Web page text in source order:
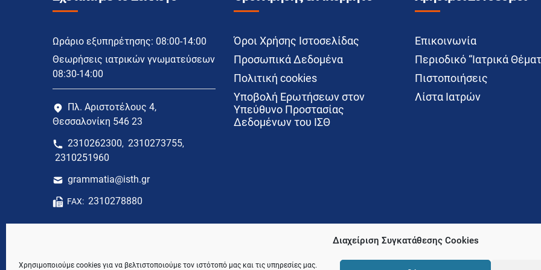
Διαχείριση Συγκατάθεσης Cookies
Χρησιμοποιούμε cookies για να βελτιστοποιούμε τον ιστότοπό μας και τις υπηρεσίες μας.
Ωράριο εξυπηρέτησης: 08:00-14:00
Θεωρήσεις ιατρικών γνωματεύσεων
08:30-14:00
Πλ. Αριστοτέλους 4,
Θεσσαλονίκη 546 23
2310262300, 2310273755,
2310251960
grammatia@isth.gr
FAX: 2310278880
Όροι Χρήσης Ιστοσελίδας
Προσωπικά Δεδομένα
Πολιτική cookies
Υποβολή Ερωτήσεων στον
Υπεύθυνο Προστασίας
Δεδομένων του ΙΣΘ
Επικοινωνία
Περιοδικό “Ιατρικά
Πιστοποιήσεις
Λίστα Ιατρών